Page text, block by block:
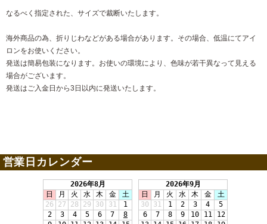
なるべく指定された、サイズで裁断いたします。
海外商品の為、折りじわなどがある場合があります。その場合、低温にてアイ
ロンをお使いください。
発送は簡易包装になります。お使いの環境により、色味が若干異なって見える
場合がございます。
発送はご入金日から3日以内に発送いたします。
営業日カレンダー